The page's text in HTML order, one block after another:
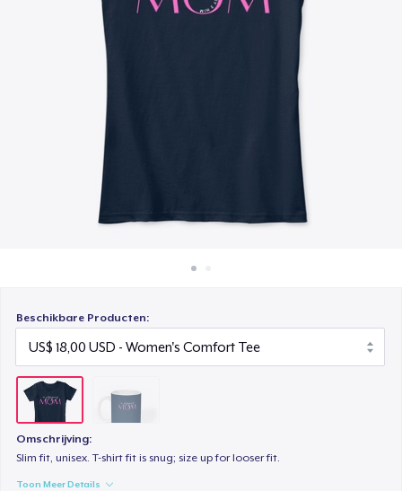
Beschikbare Producten:
Omschrijving:
Slim fit, unisex. T-shirt fit is snug; size up for looser fit.
Toon Meer Details